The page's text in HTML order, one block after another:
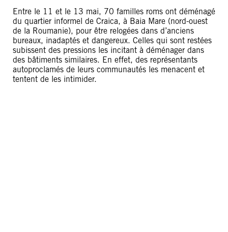
Entre le 11 et le 13 mai, 70 familles roms ont déménagé
du quartier informel de Craica, à Baia Mare (nord-ouest
de la Roumanie), pour être relogées dans d’anciens
bureaux, inadaptés et dangereux. Celles qui sont restées
subissent des pressions les incitant à déménager dans
des bâtiments similaires. En effet, des représentants
autoproclamés de leurs communautés les menacent et
tentent de les intimider.